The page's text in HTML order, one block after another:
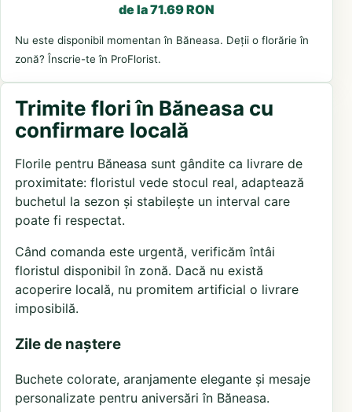
de la 71.69 RON
Nu este disponibil momentan în Băneasa. Deții o florărie în
zonă? Înscrie-te în ProFlorist.
Trimite flori în Băneasa cu
confirmare locală
Florile pentru Băneasa sunt gândite ca livrare de
proximitate: floristul vede stocul real, adaptează
buchetul la sezon și stabilește un interval care
poate fi respectat.
Când comanda este urgentă, verificăm întâi
floristul disponibil în zonă. Dacă nu există
acoperire locală, nu promitem artificial o livrare
imposibilă.
Zile de naștere
Buchete colorate, aranjamente elegante și mesaje
personalizate pentru aniversări în Băneasa.